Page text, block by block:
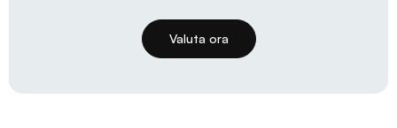
Valuta ora